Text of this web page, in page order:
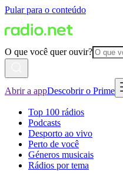
Pular para o conteúdo
O que você quer ouvir?
Abrir a appDescobrir o Prime
Top 100 rádios
Podcasts
Desporto ao vivo
Perto de você
Géneros musicais
Rádios por tema